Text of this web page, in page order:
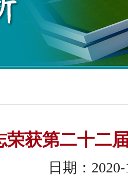
荣获第二十二
日期：